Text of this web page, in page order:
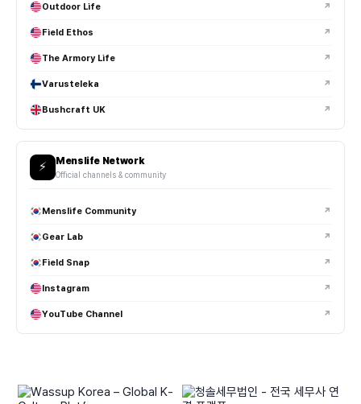
Outdoor Life ↗
Field Ethos ↗
The Armory Life ↗
Varusteleka ↗
Bushcraft UK ↗
⚡ Menslife Network
Official channels & community
Menslife Community ↗
Gear Lab ↗
Field Snap ↗
Instagram ↗
YouTube Channel ↗